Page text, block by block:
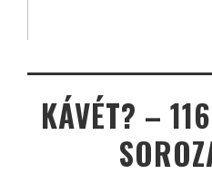
KÁVÉT? –